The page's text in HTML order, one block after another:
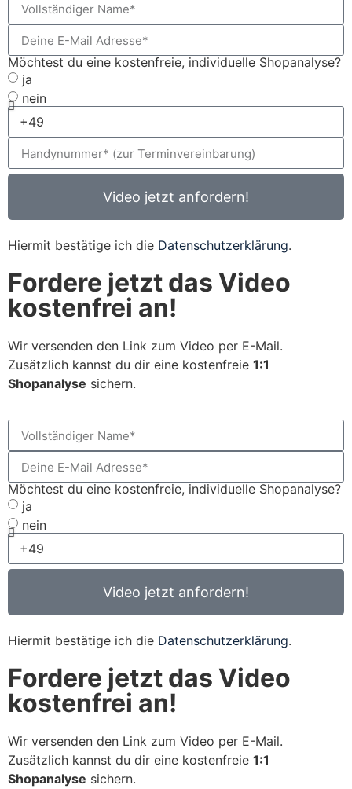
Möchtest du eine kostenfreie, individuelle Shopanalyse?
ja
nein
Video jetzt anfordern!
Hiermit bestätige ich die Datenschutzerklärung.
Fordere jetzt das Video
kostenfrei an!
Wir versenden den Link zum Video per E-Mail.
Zusätzlich kannst du dir eine kostenfreie 1:1
Shopanalyse sichern.
Möchtest du eine kostenfreie, individuelle Shopanalyse?
ja
nein
Video jetzt anfordern!
Hiermit bestätige ich die Datenschutzerklärung.
Fordere jetzt das Video
kostenfrei an!
Wir versenden den Link zum Video per E-Mail.
Zusätzlich kannst du dir eine kostenfreie 1:1
Shopanalyse sichern.